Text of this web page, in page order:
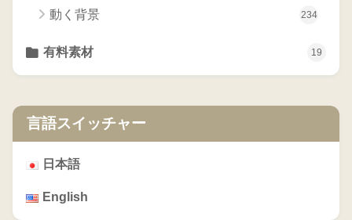
動く背景 234
有料素材 19
言語スイッチャー
日本語
English